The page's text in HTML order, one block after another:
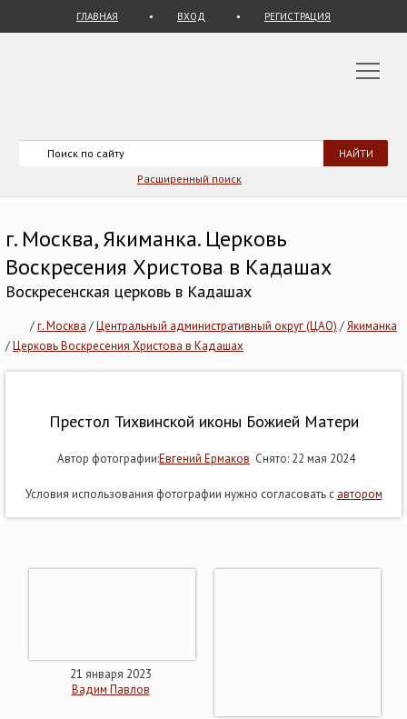
ГЛАВНАЯ ВХОД РЕГИСТРАЦИЯ
Расширенный поиск
г. Москва, Якиманка. Церковь
Воскресения Христова в Кадашах
Воскресенская церковь в Кадашах
/г. Москва /Центральный административный округ (ЦАО) /Якиманка
/Церковь Воскресения Христова в Кадашах
Престол Тихвинской иконы Божией Матери
Автор фотографии:Евгений Ермаков Снято: 22 мая 2024
Условия использования фотографии нужно согласовать с автором
21 января 2023
Вадим Павлов